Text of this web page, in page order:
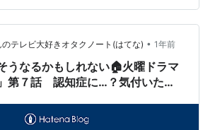
。 でも、結局惰性で最後まで見続ける
っぽん縦断こころ旅” の朝版 今は亡き
からのファン。 現在、俳優の田中美…
テレビ大好きオタクノート(はてな) • 1年前
うなるかもしれない🏠火曜ドラマ
第７話 認知症に…？気付いた家